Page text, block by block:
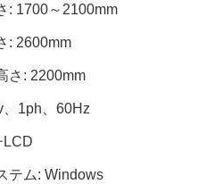
: 1700～2100mm
: 2600mm
さ: 2200mm
1ph、60Hz
LCD
テム: Windows